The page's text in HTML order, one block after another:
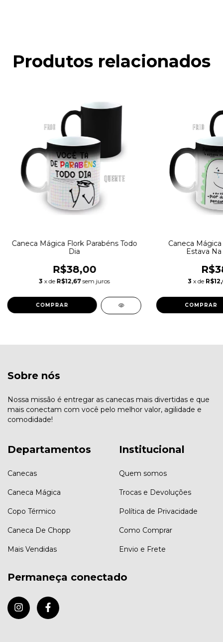
Produtos relacionados
Caneca Mágica Flork Parabéns Todo
Dia
R$38,00
3 x de R$12,67 sem juros
Caneca
Estava
3 x de
Sobre nós
Nossa missão é entregar as canecas mais divertidas e que
mais conectam com você pelo melhor valor, agilidade e
comodidade!
Departamentos
Canecas
Caneca Mágica
Copo Térmico
Caneca De Chopp
Mais Vendidas
Institucional
Quem somos
Trocas e Devoluções
Política de Privacidade
Como Comprar
Envio e Frete
Permaneça conectado